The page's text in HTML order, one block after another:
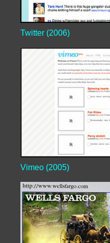
Twitter (2006)
Vimeo (2005)